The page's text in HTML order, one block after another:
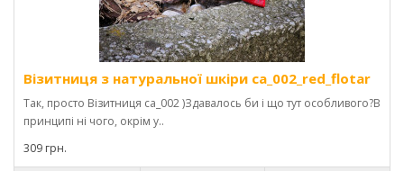
Візитниця з натуральної шкіри ca_002_red_flotar
Так, просто Візитниця ca_002 )Здавалось би і що тут особливого?В
принципі ні чого, окрім у..
309 грн.